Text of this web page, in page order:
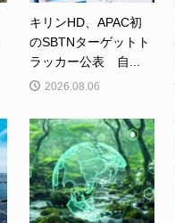
キリンHD、APAC初
のSBTNターゲットト
ラッカー公表 自...
2026.08.06